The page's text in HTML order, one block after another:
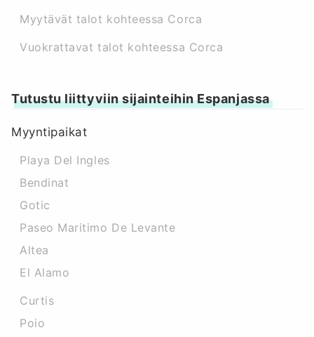
Myytävät talot kohteessa Corca
Vuokrattavat talot kohteessa Corca
Tutustu liittyviin sijainteihin Espanjassa
Myyntipaikat
Playa Del Ingles
Bendinat
Gotic
Paseo Maritimo De Levante
Altea
El Alamo
Curtis
Poio